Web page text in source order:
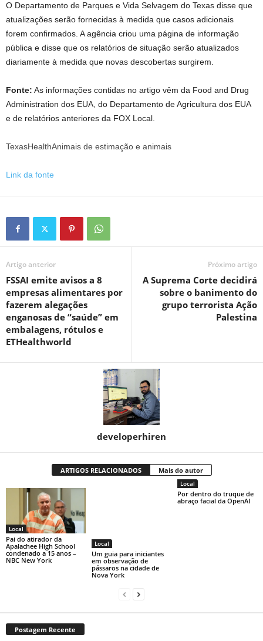
O Departamento de Parques e Vida Selvagem do Texas disse que
atualizações serão fornecidas à medida que casos adicionais
forem confirmados. A agência criou uma página de informação
pública e disse que os relatórios de situação serão atualizados
diariamente à medida que novas descobertas surgirem.
Fonte: As informações contidas no artigo vêm da Food and Drug
Administration dos EUA, do Departamento de Agricultura dos EUA
e de relatórios anteriores da FOX Local.
TexasHealthAnimais de estimação e animais
Link da fonte
Artigo anterior
FSSAI emite avisos a 8
empresas alimentares por
fazerem alegações
enganosas de “saúde” em
embalagens, rótulos e
ETHealthworld
Próximo artigo
A Suprema Corte decidirá
sobre o banimento do
grupo terrorista Ação
Palestina
developerhiren
ARTIGOS RELACIONADOS Mais do autor
Local
Pai do atirador da
Apalachee High School
condenado a 15 anos –
NBC New York
Local
Um guia para iniciantes
em observação de
pássaros na cidade de
Nova York
Local
Por dentro do truque de
abraço facial da OpenAI
Postagem Recente